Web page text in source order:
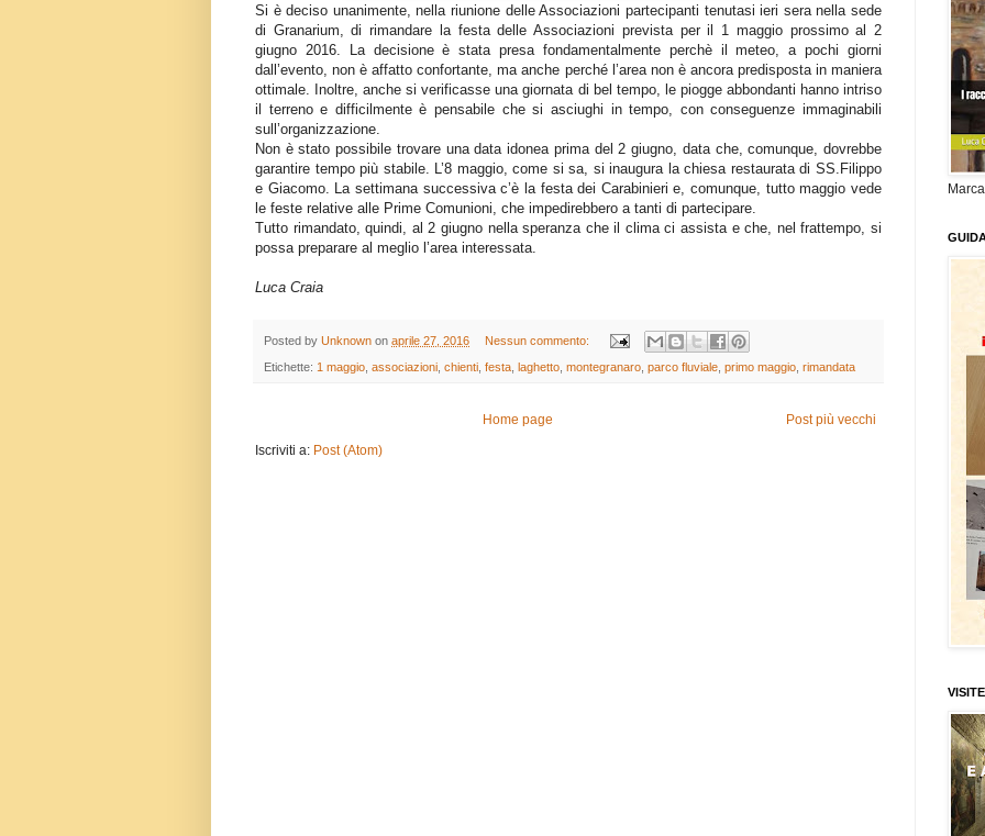
Si è deciso unanimente, nella riunione delle Associazioni partecipanti tenutasi ieri sera nella sede
di Granarium, di rimandare la festa delle Associazioni prevista per il 1 maggio prossimo al 2
giugno 2016. La decisione è stata presa fondamentalmente perchè il meteo, a pochi giorni
dall’evento, non è affatto confortante, ma anche perché l’area non è ancora predisposta in maniera
ottimale. Inoltre, anche si verificasse una giornata di bel tempo, le piogge abbondanti hanno intriso
il terreno e difficilmente è pensabile che si asciughi in tempo, con conseguenze immaginabili
sull’organizzazione.
Non è stato possibile trovare una data idonea prima del 2 giugno, data che, comunque, dovrebbe
garantire tempo più stabile. L’8 maggio, come si sa, si inaugura la chiesa restaurata di SS.Filippo
e Giacomo. La settimana successiva c’è la festa dei Carabinieri e, comunque, tutto maggio vede
le feste relative alle Prime Comunioni, che impedirebbero a tanti di partecipare.
Tutto rimandato, quindi, al 2 giugno nella speranza che il clima ci assista e che, nel frattempo, si
possa preparare al meglio l’area interessata.
Luca Craia
Posted by Unknown on aprile 27, 2016 Nessun commento:
Etichette: 1 maggio associazioni chienti festa laghetto montegranaro parco fluviale primo maggio rimandata
Post più vecchi
Home page
Iscriviti a: Post (Atom)
Marca
VISITE